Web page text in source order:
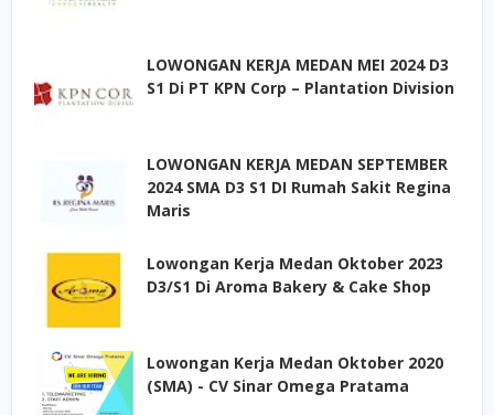
LOWONGAN KERJA MEDAN MEI 2024 D3
S1 Di PT KPN Corp – Plantation Division
LOWONGAN KERJA MEDAN SEPTEMBER
2024 SMA D3 S1 DI Rumah Sakit Regina
Maris
Lowongan Kerja Medan Oktober 2023
D3/S1 Di Aroma Bakery & Cake Shop
Lowongan Kerja Medan Oktober 2020
(SMA) - CV Sinar Omega Pratama